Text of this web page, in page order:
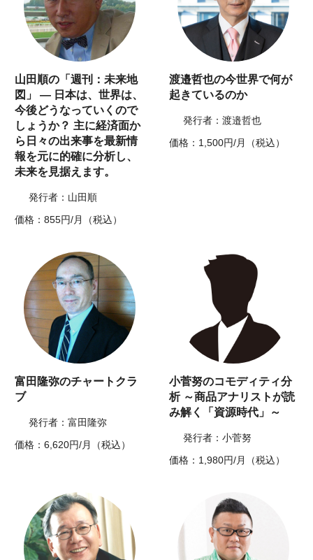
山田順の「週刊：未来地
図」 ― 日本は、世界は、
今後どうなっていくので
しょうか？ 主に経済面か
ら日々の出来事を最新情
報を元に的確に分析し、
未来を見据えます。
発行者：山田順
価格：855円/月（税込）
渡邉哲也の今世界で何が
起きているのか
発行者：渡邉哲也
価格：1,500円/月（税込）
富田隆弥のチャートクラ
ブ
発行者：富田隆弥
価格：6,620円/月（税込）
小菅努のコモディティ分
析 ～商品アナリストが読
み解く「資源時代」～
発行者：小菅努
価格：1,980円/月（税込）